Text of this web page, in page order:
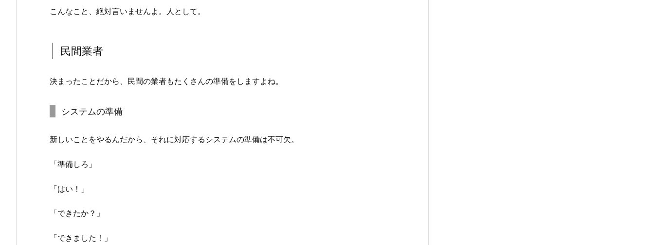
こんなこと、絶対言いませんよ。人として。
民間業者
決まったことだから、民間の業者もたくさんの準備をしますよね。
システムの準備
新しいことをやるんだから、それに対応するシステムの準備は不可欠。
「準備しろ」
「はい！」
「できたか？」
「できました！」